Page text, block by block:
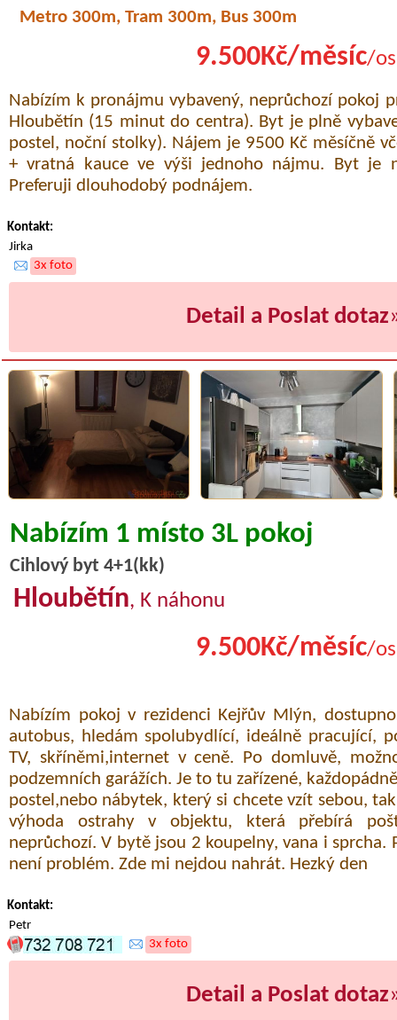
Metro 300m, Tram 300m, Bus 300m
9.500Kč/měsíc/
Nabízím k pronájmu vybavený, neprůchozí pokoj
Hloubětín (15 minut do centra). Byt je plně
postel, noční stolky). Nájem je 9500 Kč měsíčně
+ vratná kauce ve výši jednoho nájmu. Byt je
Preferuji dlouhodobý podnájem.
Kontakt:
Jirka
3x foto
Detail a Poslat dotaz
Nabízím 1 místo 3L pokoj
Cihlový byt 4+1(kk)
Hloubětín, K náhonu
9.500Kč/měsíc/
Nabízím pokoj v rezidenci Kejřův Mlýn,
autobus, hledám spolubydlící, ideálně pracující,
TV, skříněmi,internet v ceně. Po domluvě,
podzemních garážích. Je to tu zařízené,
postel,nebo nábytek, který si chcete vzít sebou,
výhoda ostrahy v objektu, která přebírá
neprůchozí. V bytě jsou 2 koupelny, vana i sprcha.
není problém. Zde mi nejdou nahrát. Hezký den
Kontakt:
Petr
3x foto
Detail a Poslat dotaz